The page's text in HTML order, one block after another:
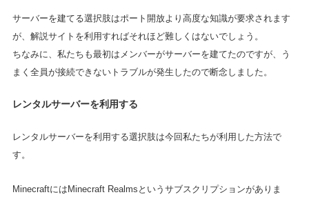
サーバーを建てる選択肢はポート開放より高度な知識が要求されます
が、解説サイトを利用すればそれほど難しくはないでしょう。
ちなみに、私たちも最初はメンバーがサーバーを建てたのですが、う
まく全員が接続できないトラブルが発生したので断念しました。
レンタルサーバーを利用する
レンタルサーバーを利用する選択肢は今回私たちが利用した方法で
す。
MinecraftにはMinecraft Realmsというサブスクリプションがありま